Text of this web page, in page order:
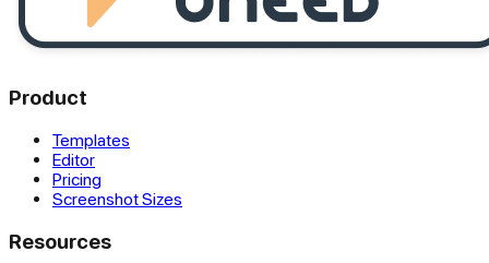
Product
Templates
Editor
Pricing
Screenshot Sizes
Resources